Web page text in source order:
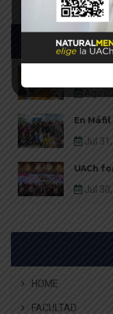
En
Jul
UACh
Jul
HOME
FACULTAD